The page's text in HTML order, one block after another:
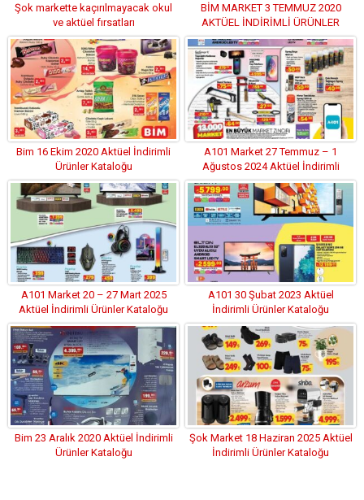
Şok markette kaçırılmayacak okul
ve aktüel fırsatları
BİM MARKET 3 TEMMUZ 2020
AKTÜEL İNDİRİMLİ ÜRÜNLER
KATALOĞU
Bim 16 Ekim 2020 Aktüel İndirimli
Ürünler Kataloğu
A101 Market 27 Temmuz – 1
Ağustos 2024 Aktüel İndirimli
Ürünler Kataloğu
A101 Market 20 – 27 Mart 2025
Aktüel İndirimli Ürünler Kataloğu
A101 30 Şubat 2023 Aktüel
İndirimli Ürünler Kataloğu
Bim 23 Aralık 2020 Aktüel İndirimli
Ürünler Kataloğu
Şok Market 18 Haziran 2025 Aktüel
İndirimli Ürünler Kataloğu